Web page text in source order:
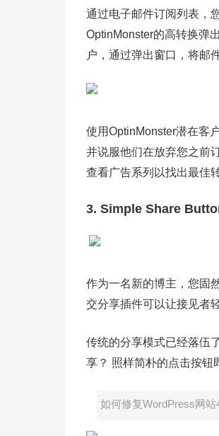
通过电子邮件订阅列表，
OptinMonster的高转换弹
户，通过弹出窗口，将邮
使用OptinMonster潜在客
并说服他们在放弃您之前
查看广告系列以找出最佳
3. Simple Share
作为一名新的博主，您固
交分享插件可以让接见者
传统的分享模式已经落伍
享？ 照样简朴的点击按钮
如何修复WordPress网站